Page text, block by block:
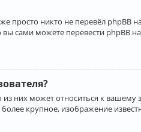
просто никто не перевёл
вы сами можете перевести
них может относиться к
крупное, изображение